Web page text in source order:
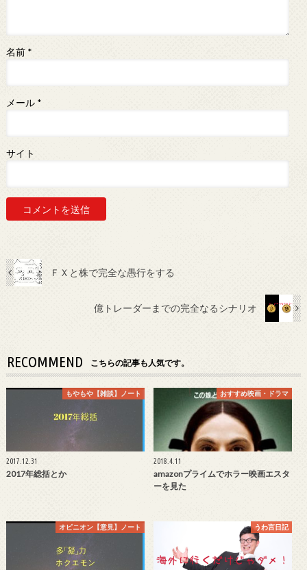
名前 *
メール *
サイト
ＦＸと株で完全な愚行をする
億トレーダーまでの完全なるシナリオ
RECOMMEND こちらの記事も人気です。
もやもや【雑談】ノート
2017.12.31
2017年総括とか
おすすめ映画・ドラマ
2018.4.11
amazonプライムでホラー映画エスタ
ーを見た
オピニオン【意見】ノート うわ言日記